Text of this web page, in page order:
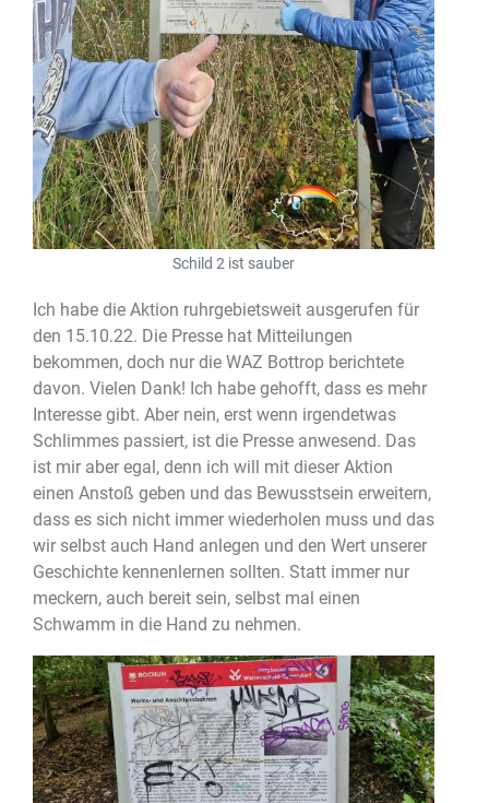
Schild 2 ist sauber
Ich habe die Aktion ruhrgebietsweit ausgerufen für
den 15.10.22. Die Presse hat Mitteilungen
bekommen, doch nur die WAZ Bottrop berichtete
davon. Vielen Dank! Ich habe gehofft, dass es mehr
Interesse gibt. Aber nein, erst wenn irgendetwas
Schlimmes passiert, ist die Presse anwesend. Das
ist mir aber egal, denn ich will mit dieser Aktion
einen Anstoß geben und das Bewusstsein erweitern,
dass es sich nicht immer wiederholen muss und das
wir selbst auch Hand anlegen und den Wert unserer
Geschichte kennenlernen sollten. Statt immer nur
meckern, auch bereit sein, selbst mal einen
Schwamm in die Hand zu nehmen.